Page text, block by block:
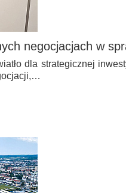
negocjacjach w
dla strategicznej